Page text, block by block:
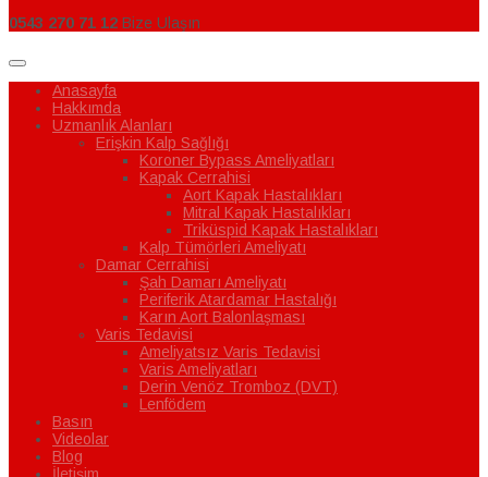
0543 270 71 12 Bize Ulaşın
Anasayfa
Hakkımda
Uzmanlık Alanları
Erişkin Kalp Sağlığı
Koroner Bypass Ameliyatları
Kapak Cerrahisi
Aort Kapak Hastalıkları
Mitral Kapak Hastalıkları
Triküspid Kapak Hastalıkları
Kalp Tümörleri Ameliyatı
Damar Cerrahisi
Şah Damarı Ameliyatı
Periferik Atardamar Hastalığı
Karın Aort Balonlaşması
Varis Tedavisi
Ameliyatsız Varis Tedavisi
Varis Ameliyatları
Derin Venöz Tromboz (DVT)
Lenfödem
Basın
Videolar
Blog